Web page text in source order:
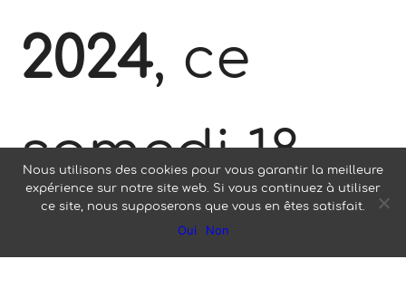
2024, ce
samedi 18
Mai à
Nous utilisons des cookies pour vous garantir la meilleure
expérience sur notre site web. Si vous continuez à utiliser
ce site, nous supposerons que vous en êtes satisfait.
Oui Non